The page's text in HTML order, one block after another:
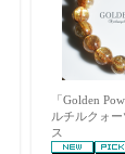
「Golden
ルチルクォ
ス